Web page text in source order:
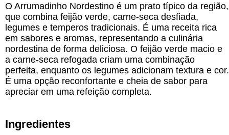
O Arrumadinho Nordestino é um prato típico da região,
que combina feijão verde, carne-seca desfiada,
legumes e temperos tradicionais. É uma receita rica
em sabores e aromas, representando a culinária
nordestina de forma deliciosa. O feijão verde macio e
a carne-seca refogada criam uma combinação
perfeita, enquanto os legumes adicionam textura e cor.
É uma opção reconfortante e cheia de sabor para
apreciar em uma refeição completa.
Ingredientes